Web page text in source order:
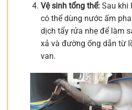
Vệ sinh tổng thể:Sau khi
có thể dùng nước ấm
dịch tẩy rửa nhẹ để làm
xả và đường ống dẫn từ
van.